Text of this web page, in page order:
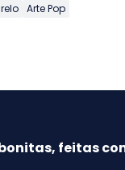
Arte Pop
feitas